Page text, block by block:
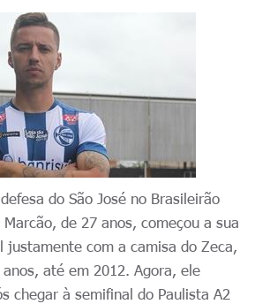
do São José no Brasileirão
de 27 anos, começou a sua
com a camisa do Zeca,
até em 2012. Agora, ele
chegar à semifinal do Paulista A2